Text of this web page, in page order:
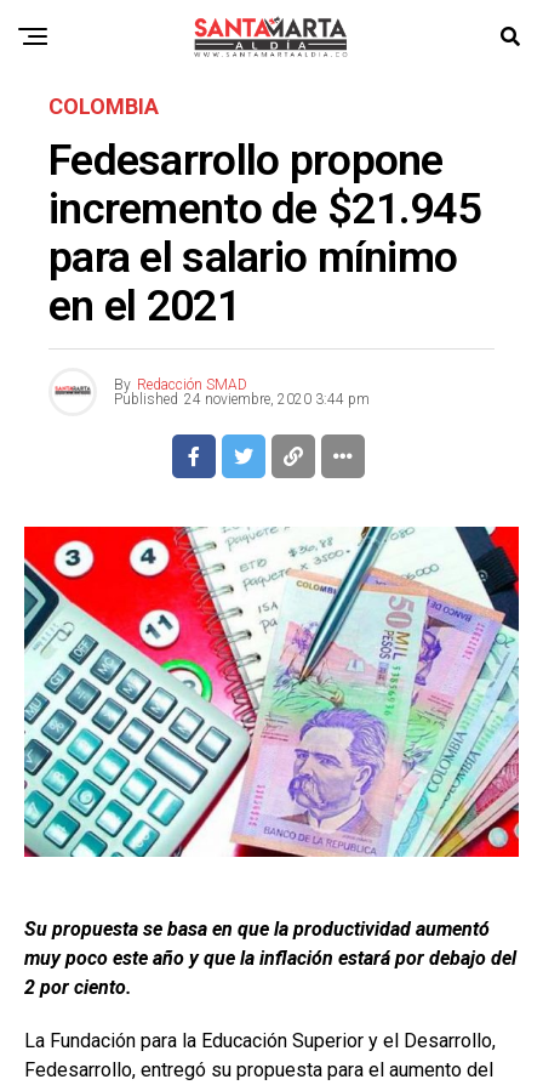
COLOMBIA
Fedesarrollo propone
incremento de $21.945
para el salario mínimo
en el 2021
By Redacción SMAD
Published 24 noviembre, 2020 3:44 pm
Su propuesta se basa en que la productividad aumentó
muy poco este año y que la inflación estará por debajo del
2 por ciento.
La Fundación para la Educación Superior y el Desarrollo,
Fedesarrollo, entregó su propuesta para el aumento del